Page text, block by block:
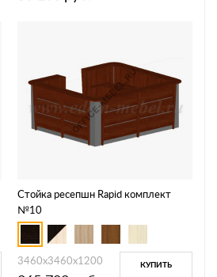
Стойка ресепшн Rapid комплект
№10
3460x3460x1200 КУПИТЬ